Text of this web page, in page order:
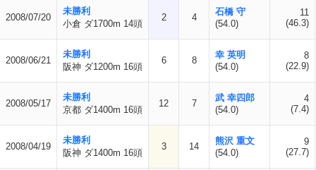
2008/07/20
未勝利
小倉 ダ1700m 14頭
2 4
石橋 守
(54.0)
11
(46.3)
2008/06/21
未勝利
阪神 ダ1200m 16頭
6 8
幸 英明
(54.0)
8
(22.9)
2008/05/17
未勝利
京都 ダ1400m 16頭
12 7
武 幸四郎
(54.0)
4
(7.4)
2008/04/19
未勝利
阪神 ダ1400m 16頭
3 14
熊沢 重文
(54.0)
9
(27.7)